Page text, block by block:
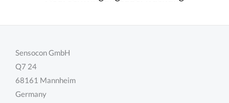
Sensocon GmbH
Q7 24
68161 Mannheim
Germany